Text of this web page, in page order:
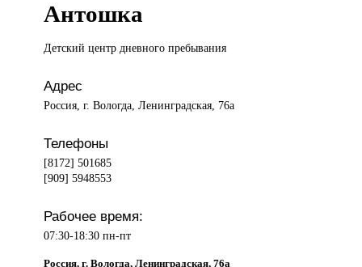
Антошка
Детский центрдневного пребывания
Адрес
Россия, г. Вологда, Ленинградская, 76а
Телефоны
[8172] 501685
[909] 5948553
Рабочее время:
07:30-18:30 пн-пт
Россия, г. Вологда, Ленинградская, 76а